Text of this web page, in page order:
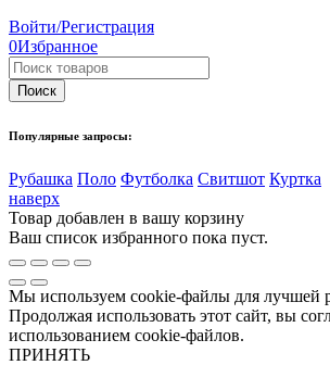
Войти/Регистрация
0Избранное
Популярные запросы:
Рубашка Поло Футболка Свитшот Куртка
наверх
Товар добавлен в вашу корзину
Ваш список избранного пока пуст.
Мы используем cookie-файлы для лучшей
Продолжая использовать этот сайт, вы
использованием cookie-файлов.
ПРИНЯТЬ